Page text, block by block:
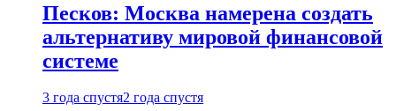
Песков: Москва намерена создать
альтернативу мировой финансовой
системе
3 года спустя2 года спустя